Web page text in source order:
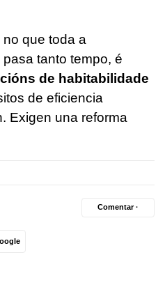
que toda a
tanto tempo, é
de habitabilidade
de eficiencia
Exigen una reforma
Comentar ·